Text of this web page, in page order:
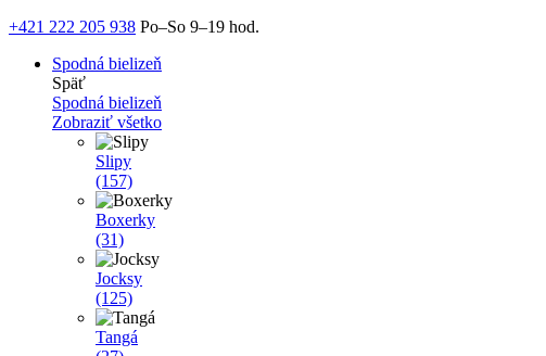
+421 222 205 938 Po–So 9–19 hod.
Spodná bielizeň
Späť
Spodná bielizeň
Zobraziť všetko
Slipy
(157)
Boxerky
(31)
Jocksy
(125)
Tangá